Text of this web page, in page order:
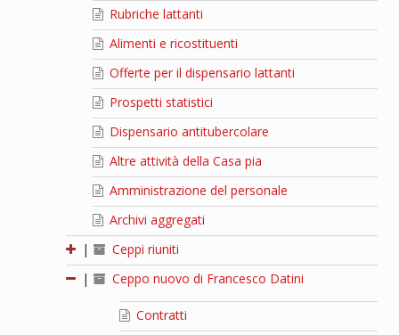
Rubriche lattanti
Alimenti e ricostituenti
Offerte per il dispensario lattanti
Prospetti statistici
Dispensario antitubercolare
Altre attività della Casa pia
Amministrazione del personale
Archivi aggregati
|
Ceppi riuniti
|
Ceppo nuovo di Francesco Datini
Contratti